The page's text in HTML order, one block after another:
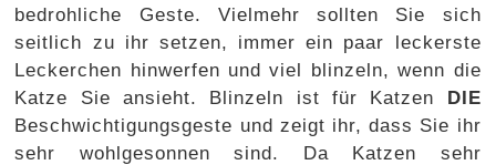
bedrohliche Geste. Vielmehr sollten Sie sich
seitlich zu ihr setzen, immer ein paar leckerste
Leckerchen hinwerfen und viel blinzeln, wenn die
Katze Sie ansieht. Blinzeln ist für Katzen DIE
Beschwichtigungsgeste und zeigt ihr, dass Sie ihr
sehr wohlgesonnen sind. Da Katzen sehr